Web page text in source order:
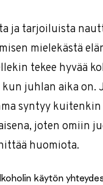
ja tarjoiluista
mielekästä
tekee hyvää
juhlan aika on.
syntyy
joten omiin
huomiota.
käytön